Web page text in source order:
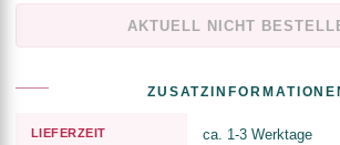
AKTUELL NICHT
LIEFERZEIT ca. 1-3 Werktage